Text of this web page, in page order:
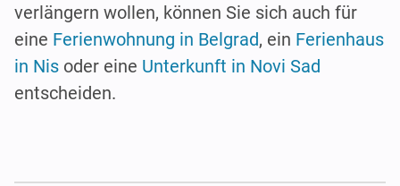
verlängern wollen, können Sie sich auch für
eine Ferienwohnung in Belgrad, ein Ferienhaus
in Nis oder eine Unterkunft in Novi Sad
entscheiden.